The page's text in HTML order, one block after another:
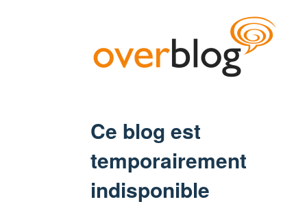
Ce blog est
temporairement
indisponible